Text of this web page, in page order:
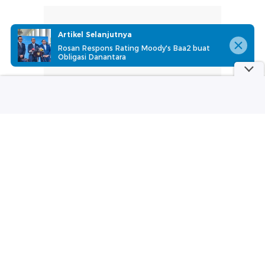
Artikel Selanjutnya
Rosan Respons Rating Moody's Baa2 buat
Obligasi Danantara